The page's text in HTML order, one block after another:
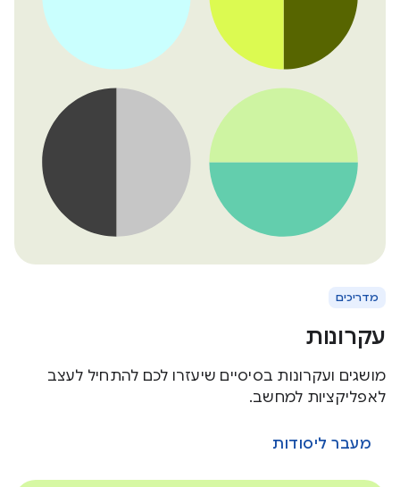
מדריכים
עקרונות
מושגים ועקרונות בסיסיים שיעזרו לכם להתחיל לעצב
לאפליקציות למחשב.
מעבר ליסודות